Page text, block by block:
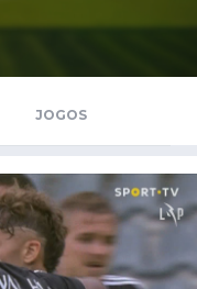
JOGOS